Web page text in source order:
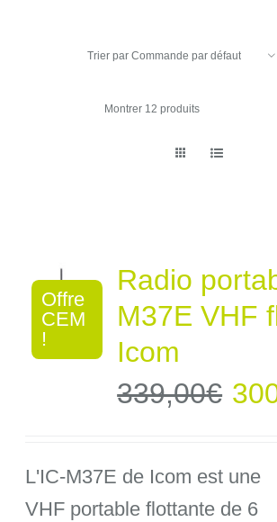
Trier par Commande par défaut
Montrer 12 produits
Offre
CEM
!
Radio
M37E VHF
Icom
339,00€ Le
L'IC-M37E de Icom est une
VHF portable flottante de 6